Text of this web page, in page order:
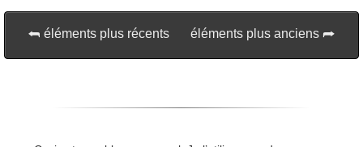
éléments plus récents éléments plus anciens